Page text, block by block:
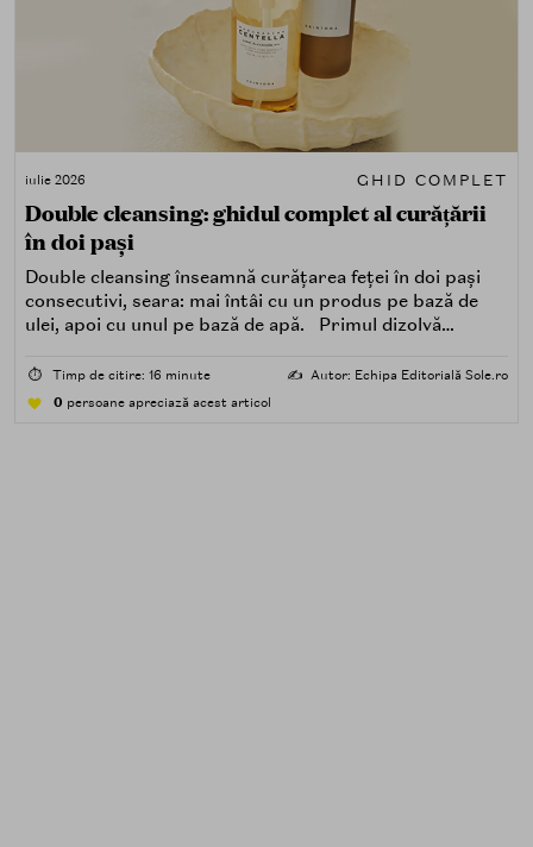
iulie 2026 GHID COMPLET
Double cleansing: ghidul complet al curățării
în doi pași
Double cleansing înseamnă curățarea feței în doi pași
consecutivi, seara: mai întâi cu un produs pe bază de
ulei, apoi cu unul pe bază de apă. Primul dizolvă
poluare. Al doilea îndepărtează impuritățile solubile în
⏱️ Timp de citire: 16 minute ✍️ Autor: Echipa Editorială Sole.ro
0 persoane apreciază acest articol